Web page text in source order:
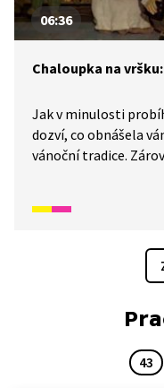
06:36
Chaloupka na
Jak v minulosti
dozví, co obnášela
vánoční tradice.
ukáže, jak naši
zvyky a písněmi
43